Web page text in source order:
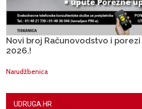
Novi broj Računovodstvo i
2026.!
Narudžbenica
UDRUGA.HR